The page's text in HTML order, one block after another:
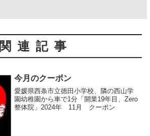
関連記事
今月のクーポン
愛媛県西条市立徳田小学校、隣の西山学
園幼稚園から車で1分「開業19年目、Zero
整体院」2024年 11月 クーポン